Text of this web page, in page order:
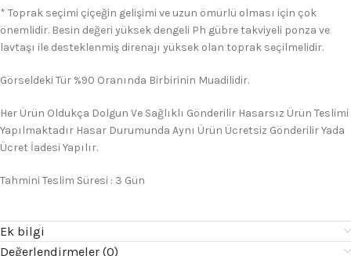
* Toprak seçimi çiçeğin gelişimi ve uzun ömürlü olması için çok
önemlidir. Besin değeri yüksek dengeli Ph gübre takviyeli ponza ve
lavtaşı ile desteklenmiş direnajı yüksek olan toprak seçilmelidir.
Görseldeki Tür %90 Oranında Birbirinin Muadilidir.
Her Ürün Oldukça Dolgun Ve Sağlıklı Gönderilir Hasarsız Ürün Teslimi
Yapılmaktadır Hasar Durumunda Aynı Ürün Ücretsiz Gönderilir Yada
Ücret İadesi Yapılır.
Tahmini Teslim Süresi : 3 Gün
Ek bilgi
Değerlendirmeler (0)